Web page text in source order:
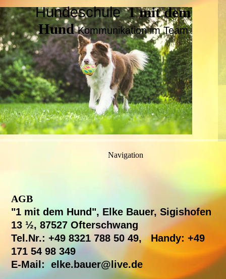
Hundeschule 1 mit dem
Hund Kommunikation im Team
Navigation
AGB
"1 mit dem Hund", Elke Bauer, Sigishofen
13 ½, 87527 Ofterschwang
Tel.Nr.: +49 8321 788 50 49, Handy: +49
171 54 98 349
E-Mail: elke.bauer@live.de